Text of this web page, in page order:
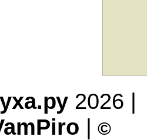
2026 |
| ©